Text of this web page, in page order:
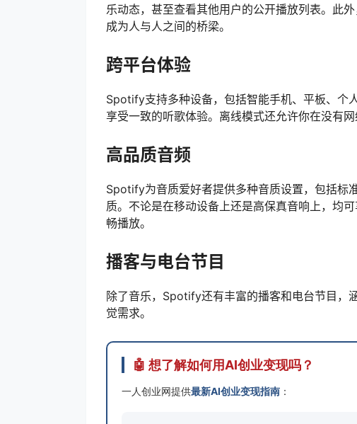
乐动态，甚至查看其他用户的公开播放列表。此
成为人与人之间的桥梁。
跨平台体验
Spotify支持多种设备，包括智能手机、平板、个
享受一致的听歌体验。离线模式还允许你在没有网
高品质音频
Spotify为音质爱好者提供多种音质设置，包括标
质。不论是在移动设备上还是高保真音响上，均
畅播放。
播客与电台节目
除了音乐，Spotify还有丰富的播客和电台节目，
觉需求。
🤖 想了解如何用AI创业变现吗？
一人创业网提供最新AI创业变现指南 ：